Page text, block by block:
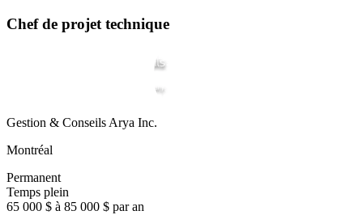
Chef de projet technique
Gestion & Conseils Arya Inc.
Montréal
Permanent
Temps plein
65 000 $ à 85 000 $ par an